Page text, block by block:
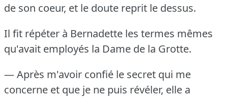
de son coeur, et le doute reprit le dessus.
Il fit répéter à Bernadette les termes mêmes
qu'avait employés la Dame de la Grotte.
— Après m'avoir confié le secret qui me
concerne et que je ne puis révéler, elle a